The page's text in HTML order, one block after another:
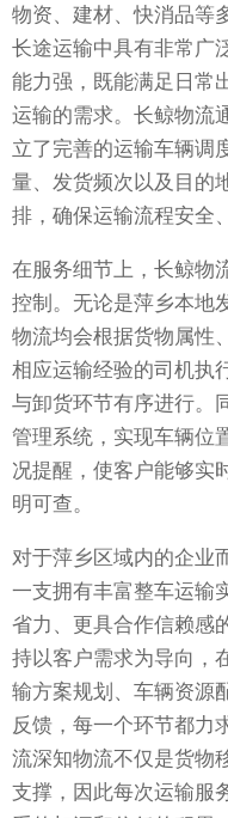
物资、建材、快消品等
长途运输中具有非常广
能力强，既能满足日常
运输的需求。长鲸物流
立了完善的运输车辆调
量、发货频次以及目的
排，确保运输流程安全
在服务细节上，长鲸物
控制。无论是萍乡本地
物流均会根据货物属性
相应运输经验的司机执
与卸货环节有序进行。
管理系统，实现车辆位
况提醒，使客户能够实
明可查。
对于萍乡区域内的企业
一支拥有丰富整车运输
省力、更具合作信赖感
持以客户需求为导向，
输方案规划、车辆资源
反馈，每一个环节都力
流深知物流不仅是货物
支撑，因此每次运输服